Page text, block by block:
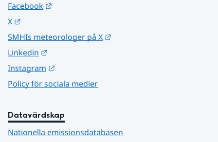
Facebook
X
SMHIs meteorologer på X
Linkedin
Instagram
Policy för sociala medier
Datavärdskap
Nationella emissionsdatabasen